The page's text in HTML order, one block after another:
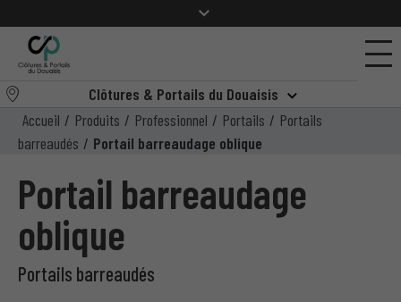
Clôtures & Portails du Douaisis
Accueil / Produits / Professionnel / Portails / Portails
barreaudés / Portail barreaudage oblique
Portail barreaudage
oblique
Portails barreaudés